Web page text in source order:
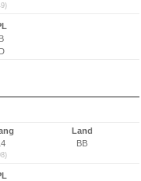
Land
BB